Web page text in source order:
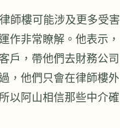
師樓可能涉及更多受害
作非常瞭解。他表示，
戶，帶他們去財務公司
，他們只會在律師樓外
以阿山相信那些中介確